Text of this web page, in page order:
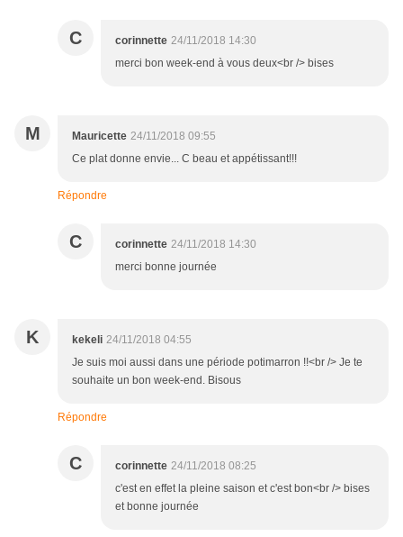
C corinnette 24/11/2018 14:30
merci bon week-end à vous deux<br /> bises
M Mauricette 24/11/2018 09:55
Ce plat donne envie... C beau et appétissant!!!
Répondre
C corinnette 24/11/2018 14:30
merci bonne journée
K kekeli 24/11/2018 04:55
Je suis moi aussi dans une période potimarron !!<br /> Je te
souhaite un bon week-end. Bisous
Répondre
C corinnette 24/11/2018 08:25
c'est en effet la pleine saison et c'est bon<br /> bises
et bonne journée